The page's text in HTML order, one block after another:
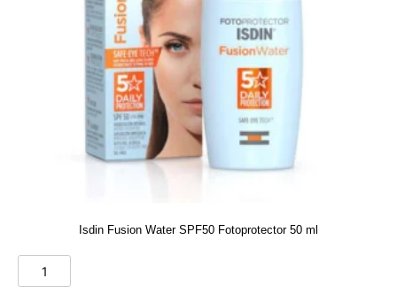
Isdin Fusion Water SPF50 Fotoprotector 50 ml